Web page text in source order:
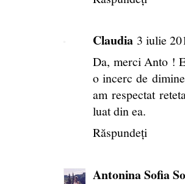
Claudia 3 iulie
Da, merci Anto !
o incerc de
am respectat
luat din ea.
Răspundeți
Antonina Sofia